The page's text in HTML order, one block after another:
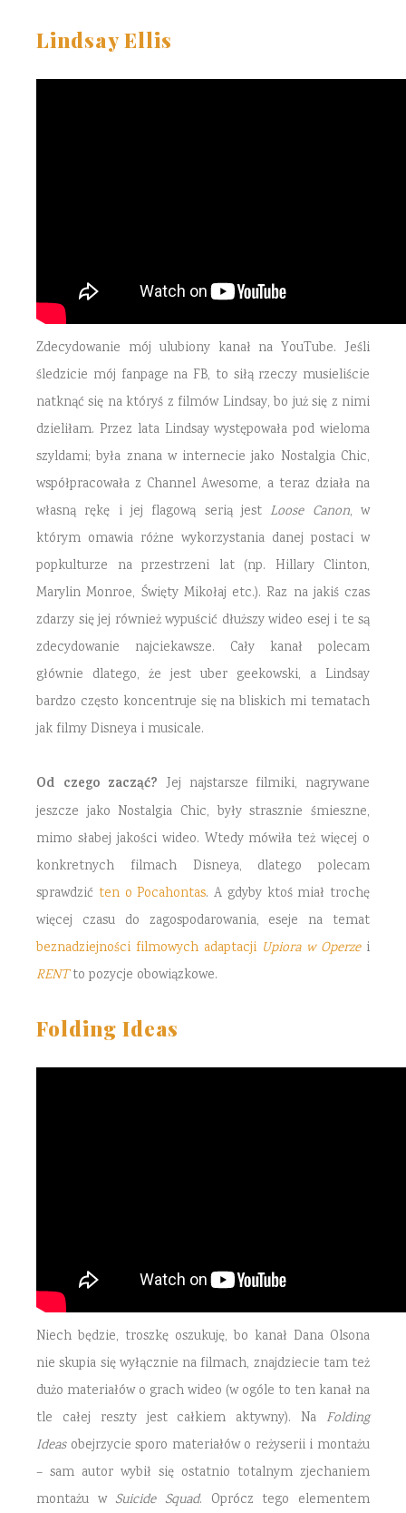
Lindsay Ellis
Zdecydowanie mój ulubiony kanał na YouTube. Jeśli
śledzicie mój fanpage na FB, to siłą rzeczy musieliście
natknąć się na któryś z filmów Lindsay, bo już się z nimi
dzieliłam. Przez lata Lindsay występowała pod wieloma
szyldami; była znana w internecie jako Nostalgia Chic,
współpracowała z Channel Awesome, a teraz działa na
własną rękę i jej flagową serią jest Loose Canon, w
którym omawia różne wykorzystania danej postaci w
popkulturze na przestrzeni lat (np. Hillary Clinton,
Marylin Monroe, Święty Mikołaj etc.). Raz na jakiś czas
zdarzy się jej również wypuścić dłuższy wideo esej i te są
zdecydowanie najciekawsze. Cały kanał polecam
głównie dlatego, że jest uber geekowski, a Lindsay
bardzo często koncentruje się na bliskich mi tematach
jak filmy Disneya i musicale.
Od czego zacząć? Jej najstarsze filmiki, nagrywane
jeszcze jako Nostalgia Chic, były strasznie śmieszne,
mimo słabej jakości wideo. Wtedy mówiła też więcej o
konkretnych filmach Disneya, dlatego polecam
sprawdzić ten o Pocahontas. A gdyby ktoś miał trochę
więcej czasu do zagospodarowania, eseje na temat
beznadziejności filmowych adaptacji Upiora w Operzei
RENTto pozycje obowiązkowe.
Folding Ideas
Niech będzie, troszkę oszukuję, bo kanał Dana Olsona
nie skupia się wyłącznie na filmach, znajdziecie tam też
dużo materiałów o grach wideo (w ogóle to ten kanał na
tle całej reszty jest całkiem aktywny). Na Folding
Ideasobejrzycie sporo materiałów o reżyserii i montażu
– sam autor wybił się ostatnio totalnym zjechaniem
montażu w Suicide Squad. Oprócz tego elementem